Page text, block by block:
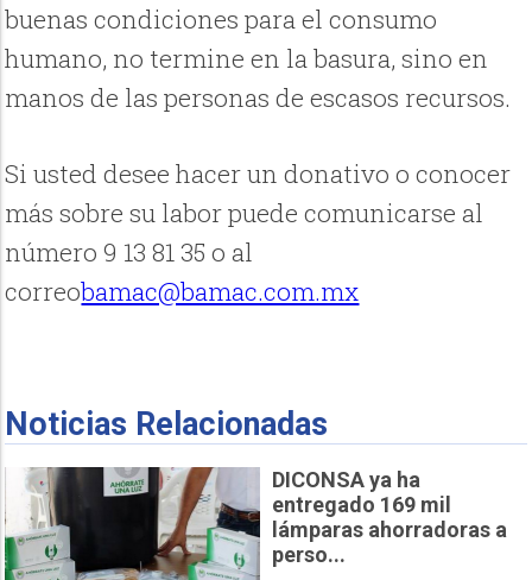
buenas condiciones para el consumo
humano, no termine en la basura, sino en
manos de las personas de escasos recursos.
Si usted desee hacer un donativo o conocer
más sobre su labor puede comunicarse al
número 9 13 81 35 o al
correobamac@bamac.com.mx
Noticias Relacionadas
DICONSA ya ha
entregado 169 mil
lámparas ahorradoras a
perso...